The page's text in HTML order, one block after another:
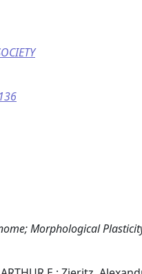
Morphological